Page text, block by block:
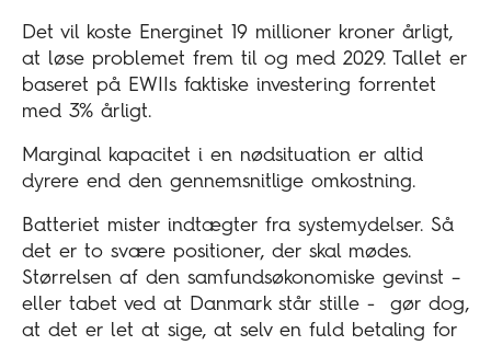
Det vil koste Energinet 19 millioner kroner årligt,
at løse problemet frem til og med 2029. Tallet er
baseret på EWIIs faktiske investering forrentet
med 3% årligt.
Marginal kapacitet i en nødsituation er altid
dyrere end den gennemsnitlige omkostning.
Batteriet mister indtægter fra systemydelser. Så
det er to svære positioner, der skal mødes.
Størrelsen af den samfundsøkonomiske gevinst –
eller tabet ved at Danmark står stille - gør dog,
at det er let at sige, at selv en fuld betaling for